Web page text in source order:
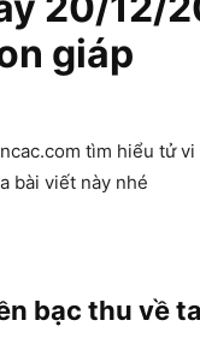
giáp
tìm hiểu tử
bài viết này nhé
bạc thu về